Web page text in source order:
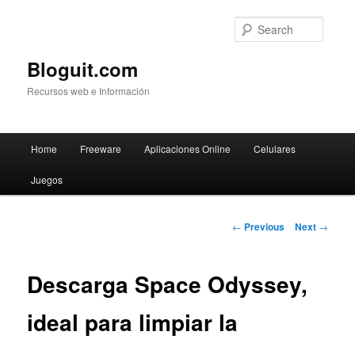
Bloguit.com
Recursos web e Información
Skip
to
Home Freeware Aplicaciones Online Celulares
Juegos
Post
← Previous Next →
Descarga Space Odyssey,
ideal para limpiar la